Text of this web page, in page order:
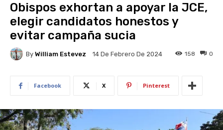
Obispos exhortan a apoyar la JCE,
elegir candidatos honestos y
evitar campaña sucia
By William Estevez 14 De Febrero De 2024 0
158
Facebook X Pinterest